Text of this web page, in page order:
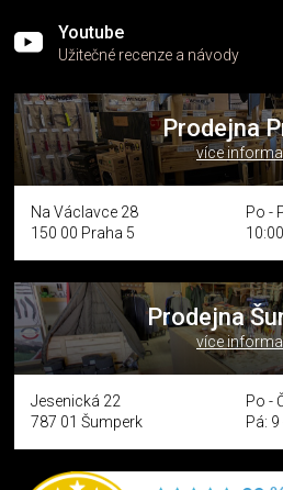
Youtube
Užitečné recenze a návody
Prodejna
více
Na Václavce 28
150 00 Praha 5
Po -
Prodejna
více
Jesenická 22
787 01 Šumperk
Po -
Pá: 9